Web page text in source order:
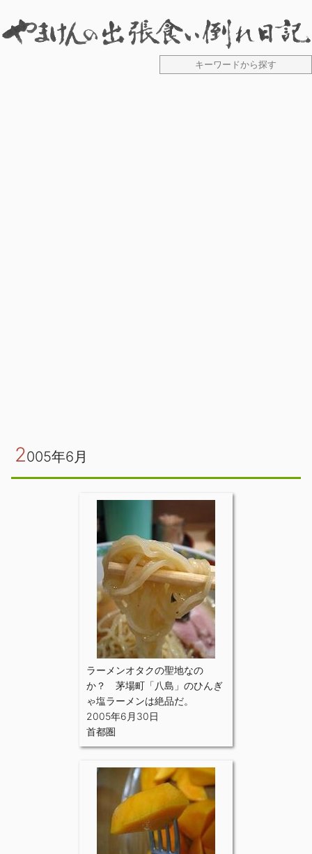
2005年6月
ラーメンオタクの聖地なの
か？ 茅場町「八島」のひんぎ
ゃ塩ラーメンは絶品だ。
2005年6月30日
首都圏